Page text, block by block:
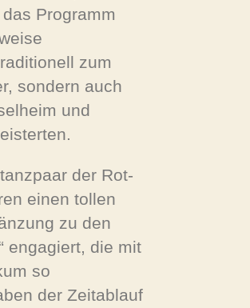
Programm
zum
sondern auch
und
der Rot-
einen tollen
zu den
engagiert, die mit
so
der Zeitablauf